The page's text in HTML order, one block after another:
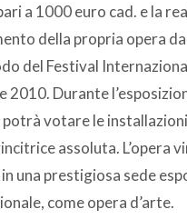
a 1000 euro cad. e la
della propria opera
del Festival
2010. Durante
potrà votare le
assoluta. L’opera
una prestigiosa sede
come opera d’arte.